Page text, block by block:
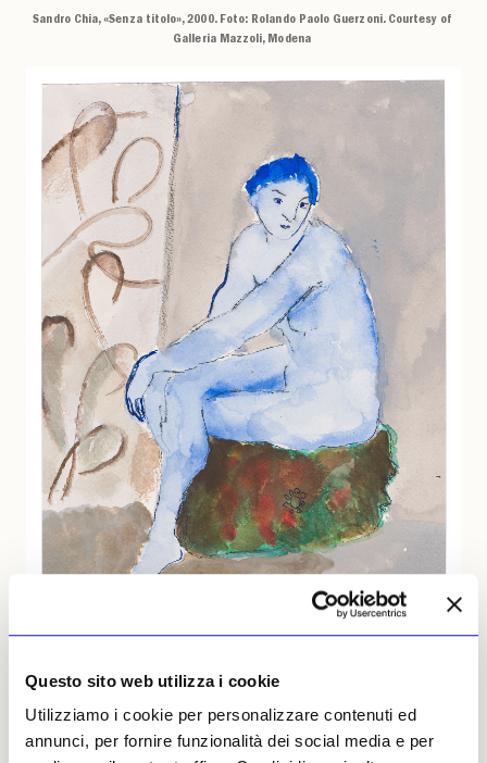
Questo sito web utilizza i cookie
Utilizziamo i cookie per personalizzare contenuti ed
annunci, per fornire funzionalità dei social media e per
Sandro Chia, «Senza titolo», 2000. Foto: Rolando Paolo Guerzoni. Courtesy of
Galleria Mazzoli, Modena
Galleria Mazzoli, Modena